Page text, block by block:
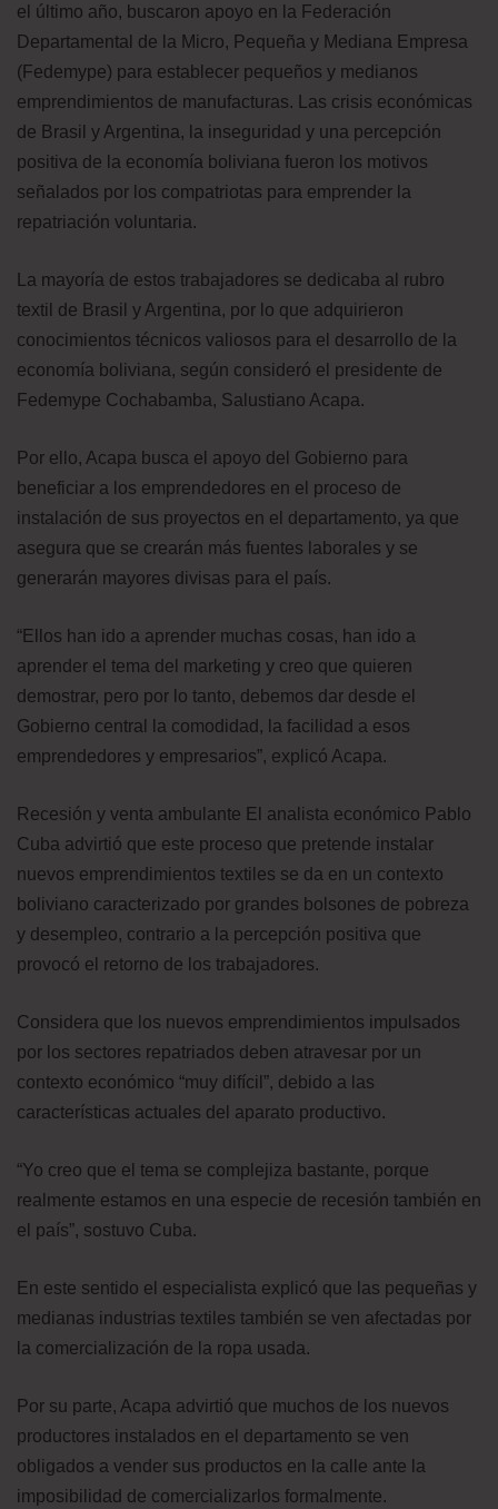
el último año, buscaron apoyo en la Federación
Departamental de la Micro, Pequeña y Mediana Empresa
(Fedemype) para establecer pequeños y medianos
emprendimientos de manufacturas. Las crisis económicas
de Brasil y Argentina, la inseguridad y una percepción
positiva de la economía boliviana fueron los motivos
señalados por los compatriotas para emprender la
repatriación voluntaria.
La mayoría de estos trabajadores se dedicaba al rubro
textil de Brasil y Argentina, por lo que adquirieron
conocimientos técnicos valiosos para el desarrollo de la
economía boliviana, según consideró el presidente de
Fedemype Cochabamba, Salustiano Acapa.
Por ello, Acapa busca el apoyo del Gobierno para
beneficiar a los emprendedores en el proceso de
instalación de sus proyectos en el departamento, ya que
asegura que se crearán más fuentes laborales y se
generarán mayores divisas para el país.
“Ellos han ido a aprender muchas cosas, han ido a
aprender el tema del marketing y creo que quieren
demostrar, pero por lo tanto, debemos dar desde el
Gobierno central la comodidad, la facilidad a esos
emprendedores y empresarios”, explicó Acapa.
Recesión y venta ambulante El analista económico Pablo
Cuba advirtió que este proceso que pretende instalar
nuevos emprendimientos textiles se da en un contexto
boliviano caracterizado por grandes bolsones de pobreza
y desempleo, contrario a la percepción positiva que
provocó el retorno de los trabajadores.
Considera que los nuevos emprendimientos impulsados
por los sectores repatriados deben atravesar por un
contexto económico “muy difícil”, debido a las
características actuales del aparato productivo.
“Yo creo que el tema se complejiza bastante, porque
realmente estamos en una especie de recesión también en
el país”, sostuvo Cuba.
En este sentido el especialista explicó que las pequeñas y
medianas industrias textiles también se ven afectadas por
la comercialización de la ropa usada.
Por su parte, Acapa advirtió que muchos de los nuevos
productores instalados en el departamento se ven
obligados a vender sus productos en la calle ante la
imposibilidad de comercializarlos formalmente.